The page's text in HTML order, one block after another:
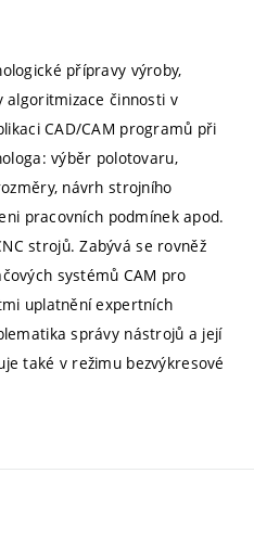
přípravy výroby,
algoritmizace činnosti v
CAD/CAM programů při
výběr polotovaru,
návrh strojního
pracovních podmínek apod.
strojů. Zabývá se rovněž
systémů CAM pro
uplatnění expertních
správy nástrojů a její
také v režimu bezvýkresové